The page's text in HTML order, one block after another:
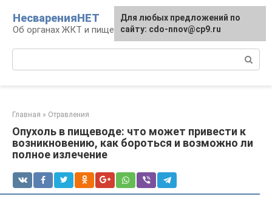
контенту
НесваренияНЕТ
Об органах ЖКТ и пищеварении
Главная » Отравления
Опухоль в пищеводе: что может привести к
возникновению, как бороться и возможно ли
полное излечение
Для любых предложений по
сайту: cdo-nnov@cp9.ru